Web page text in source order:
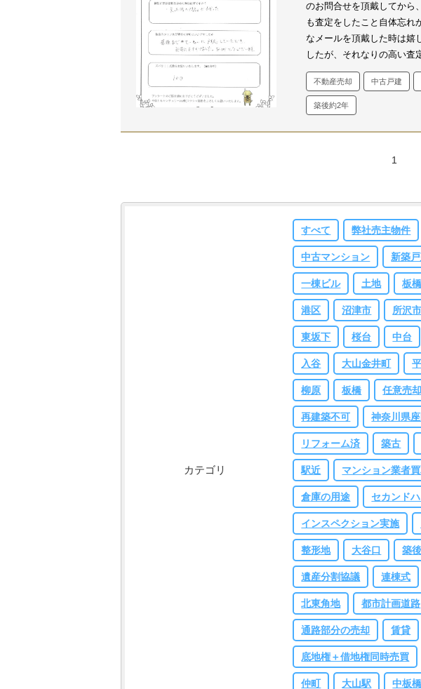
せんよう、お気を付けくだ
のお問合せを頂戴してから
も査定をしたこと自体忘れ
なメールを頂戴した時は嬉
したが、それなりの高い査
のかと思っておりました。
すがその場でご売却のご依
しかお声がけされていなか
のご提案は何度しましたで
ります。Y様は弊社を信じ
も、Y様のご協力の賜物で
お話しが出来ました事も嬉
まだお若いですから、不動
ください。
ではあまりお
ください。この度は誠に
不動産売却 中古戸建
築後約2年
1
カテゴリ
すべて 弊社売主物件
中古マンション 新築
一棟ビル 土地 板
港区 沼津市 所沢市
東坂下 桜台 中台
入谷 大山金井町
柳原 板橋 任意売却
再建築不可 神奈川県
リフォーム済 築古
駅近 マンション業者
倉庫の用途 セカンド
インスペクション実施
整形地 大谷口 築
遺産分割協議 連棟式
北東角地 都市計画道路
通路部分の売却 賃貸
底地権＋借地権同時売買
仲町 大山駅 中板